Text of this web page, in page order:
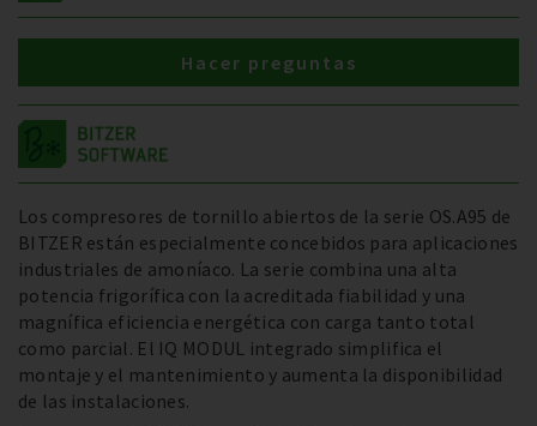
Los compresores de tornillo abiertos de la serie OS.A95 de
BITZER están especialmente concebidos para aplicaciones
industriales de amoníaco. La serie combina una alta
potencia frigorífica con la acreditada fiabilidad y una
magnífica eficiencia energética con carga tanto total
como parcial. El IQ MODUL integrado simplifica el
montaje y el mantenimiento y aumenta la disponibilidad
de las instalaciones.
Hacer preguntas